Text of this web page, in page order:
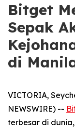
Bitget
Sepak
di
VICTORIA,
NEWSWIRE) --
terbesar di